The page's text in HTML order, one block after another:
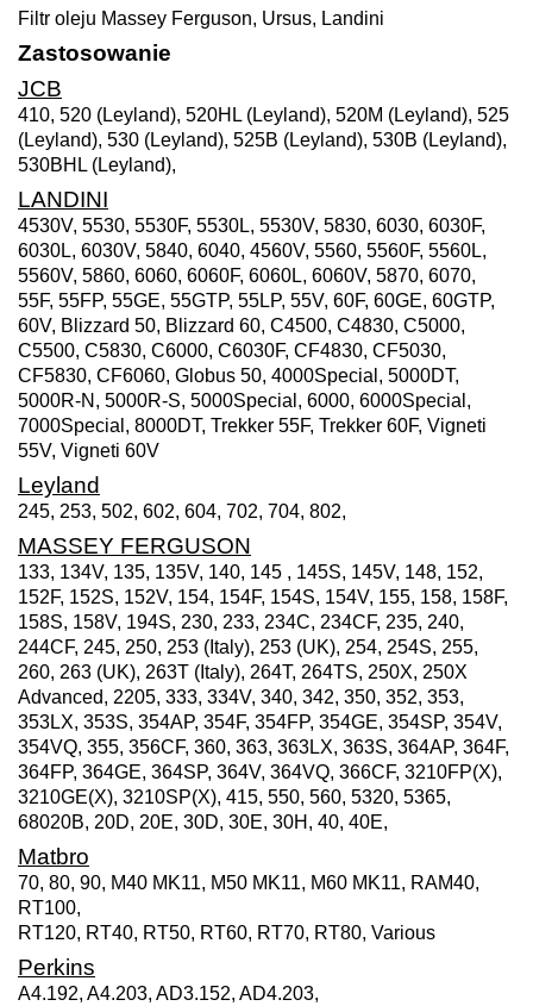
Filtr oleju Massey Ferguson, Ursus, Landini
Zastosowanie
JCB
410, 520 (Leyland), 520HL (Leyland), 520M (Leyland), 525
(Leyland), 530 (Leyland), 525B (Leyland), 530B (Leyland),
530BHL (Leyland),
LANDINI
4530V, 5530, 5530F, 5530L, 5530V, 5830, 6030, 6030F,
6030L, 6030V, 5840, 6040, 4560V, 5560, 5560F, 5560L,
5560V, 5860, 6060, 6060F, 6060L, 6060V, 5870, 6070,
55F, 55FP, 55GE, 55GTP, 55LP, 55V, 60F, 60GE, 60GTP,
60V, Blizzard 50, Blizzard 60, C4500, C4830, C5000,
C5500, C5830, C6000, C6030F, CF4830, CF5030,
CF5830, CF6060, Globus 50, 4000Special, 5000DT,
5000R-N, 5000R-S, 5000Special, 6000, 6000Special,
7000Special, 8000DT, Trekker 55F, Trekker 60F, Vigneti
55V, Vigneti 60V
Leyland
245, 253, 502, 602, 604, 702, 704, 802,
MASSEY FERGUSON
133, 134V, 135, 135V, 140, 145 , 145S, 145V, 148, 152,
152F, 152S, 152V, 154, 154F, 154S, 154V, 155, 158, 158F,
158S, 158V, 194S, 230, 233, 234C, 234CF, 235, 240,
244CF, 245, 250, 253 (Italy), 253 (UK), 254, 254S, 255,
260, 263 (UK), 263T (Italy), 264T, 264TS, 250X, 250X
Advanced, 2205, 333, 334V, 340, 342, 350, 352, 353,
353LX, 353S, 354AP, 354F, 354FP, 354GE, 354SP, 354V,
354VQ, 355, 356CF, 360, 363, 363LX, 363S, 364AP, 364F,
364FP, 364GE, 364SP, 364V, 364VQ, 366CF, 3210FP(X),
3210GE(X), 3210SP(X), 415, 550, 560, 5320, 5365,
68020B, 20D, 20E, 30D, 30E, 30H, 40, 40E,
Matbro
70, 80, 90, M40 MK11, M50 MK11, M60 MK11, RAM40,
RT100,
RT120, RT40, RT50, RT60, RT70, RT80, Various
Perkins
A4.192, A4.203, AD3.152, AD4.203,